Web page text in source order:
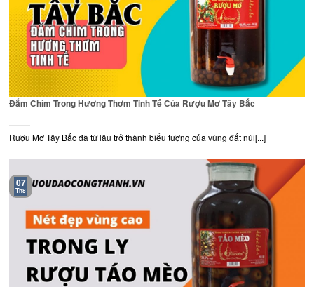
Đắm Chìm Trong Hương Thơm Tinh Tế Của Rượu Mơ Tây Bắc
Rượu Mơ Tây Bắc đã từ lâu trở thành biểu tượng của vùng đất núi[...]
07
Th8